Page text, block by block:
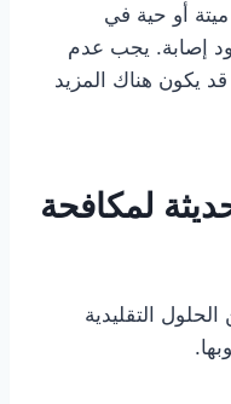
أو حية في
إصابة. يجب عدم
يكون هناك المزيد
لمكافحة
التقليدية